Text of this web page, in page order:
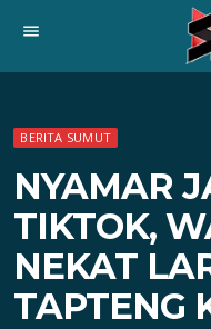
menu
BERITA SUMUT
NYAMAR
TIKTOK,
NEKAT
TAPTENG